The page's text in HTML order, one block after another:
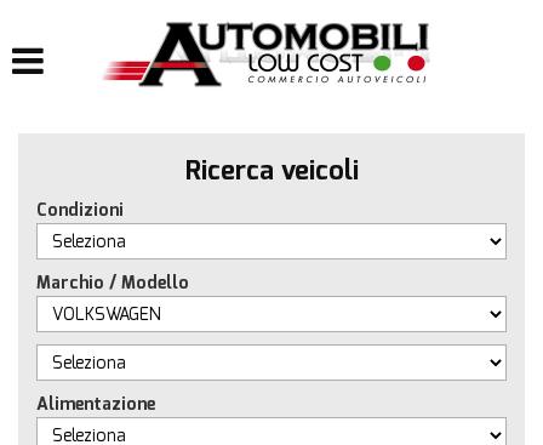
IMPIANTI GPL
IMPIANTI METANO
ACQUISTIAMO USATO
ASSISTENZA
Ricerca veicoli
Condizioni
Marchio / Modello
Alimentazione